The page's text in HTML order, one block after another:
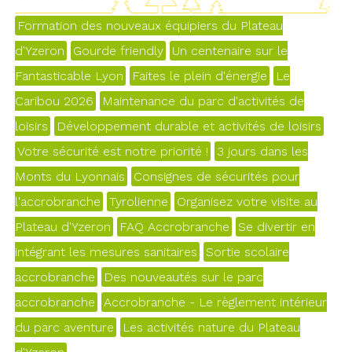
Formation des nouveaux équipiers du Plateau
d'Yzeron
Gourde friendly
Un centenaire sur le
Fantasticable Lyon
Faites le plein d'énergie
Le
Caribou 2026
Maintenance du parc d'activités de
loisirs
Développement durable et activités de loisirs
Votre sécurité est notre priorité !
3 jours dans les
Monts du Lyonnais
Consignes de sécurités pour
l'accrobranche
Tyrolienne
Organisez votre visite au
Plateau d'Yzeron
FAQ Accrobranche
Se divertir en
intégrant les mesures sanitaires
Sortie scolaire
accrobranche
Des nouveautés sur le parc
accrobranche
Accrobranche - Le règlement intérieur
du parc aventure
Les activités nature du Plateau